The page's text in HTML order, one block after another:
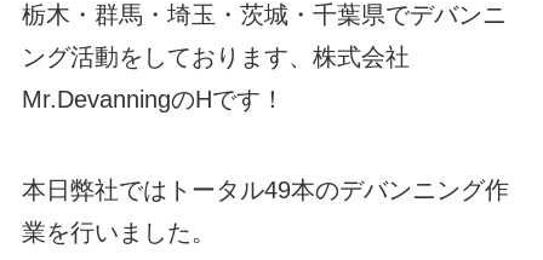
栃木・群馬・埼玉・茨城・千葉県でデバンニ
ング活動をしております、株式会社
Mr.DevanningのHです！
本日弊社ではトータル49本のデバンニング作
業を行いました。